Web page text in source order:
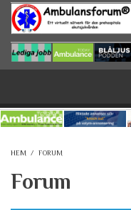
Hoppa till huvudinnehåll
HEM / FORUM
Forum